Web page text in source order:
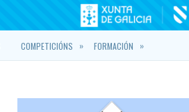
COMPETICIÓNS » FORMACIÓN »